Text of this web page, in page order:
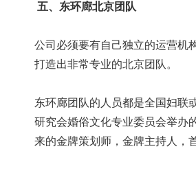
五、东环廊北京团队
公司必须要有自己独立的运营机构
打造出非常专业的北京团队。
东环廊团队的人员都是全国妇联
研究会婚俗文化专业委员会举办
来的金牌策划师，金牌主持人，